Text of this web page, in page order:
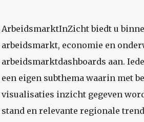
ArbeidsmarktInZicht biedt u
arbeidsmarkt, economie en
arbeidsmarktdashboards aan.
een eigen subthema waarin met
visualisaties inzicht gegeven
stand en relevante regionale